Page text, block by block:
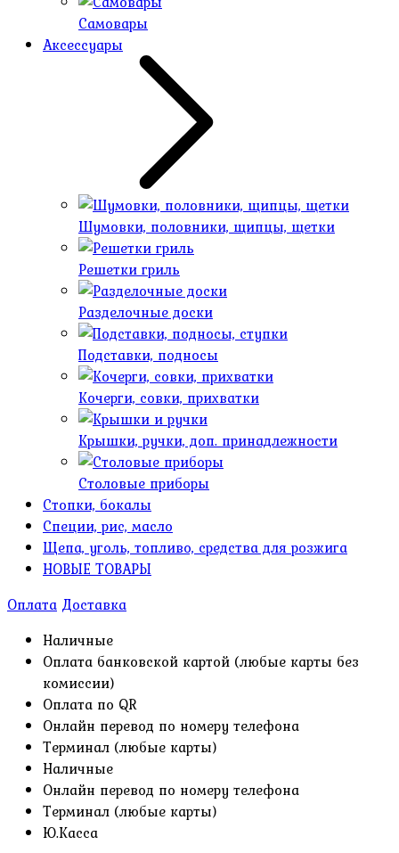
Самовары
Аксессуары
Шумовки, половники, щипцы, щетки
Решетки гриль
Разделочные доски
Подставки, подносы
Кочерги, совки, прихватки
Крышки, ручки, доп. принадлежности
Столовые приборы
Стопки, бокалы
Специи, рис, масло
Щепа, уголь, топливо, средства для розжига
НОВЫЕ ТОВАРЫ
Оплата Доставка
Наличные
Оплата банковской картой (любые карты без
комиссии)
Оплата по QR
Онлайн перевод по номеру телефона
Терминал (любые карты)
Наличные
Онлайн перевод по номеру телефона
Терминал (любые карты)
Ю.Касса